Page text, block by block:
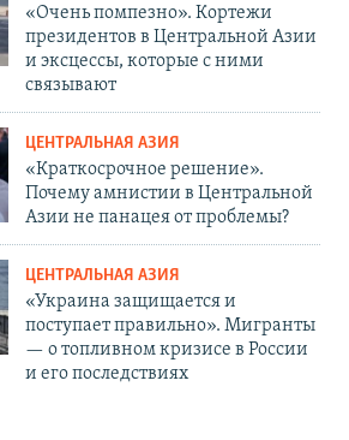
«Очень помпезно». Кортежи
президентов в Центральной Азии
и эксцессы, которые с ними
связывают
ЦЕНТРАЛЬНАЯ АЗИЯ
«Краткосрочное решение».
Почему амнистии в Центральной
Азии не панацея от проблемы?
ЦЕНТРАЛЬНАЯ АЗИЯ
«Украина защищается и
поступает правильно». Мигранты
— о топливном кризисе в России
и его последствиях